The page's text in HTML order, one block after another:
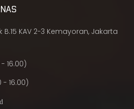
KAV 2-3 Kemayoran, Jakarta
- 16.00)
- 16.00)